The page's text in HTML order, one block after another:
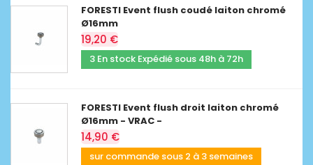
FORESTI Event flush coudé laiton chromé
Ø16mm
19,20 €
3 En stock Expédié sous 48h à 72h
FORESTI Event flush droit laiton chromé
Ø16mm - VRAC -
14,90 €
sur commande sous 2 à 3 semaines